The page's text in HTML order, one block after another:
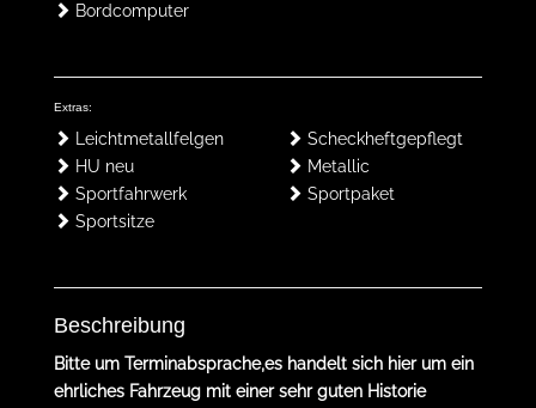
Bordcomputer
Extras:
Leichtmetallfelgen
Scheckheftgepflegt
HU neu
Metallic
Sportfahrwerk
Sportpaket
Sportsitze
Beschreibung
Bitte um Terminabsprache,es handelt sich hier um ein
ehrliches Fahrzeug mit einer sehr guten Historie